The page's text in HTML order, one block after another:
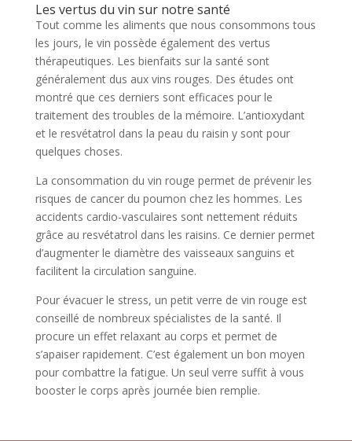
Les vertus du vin sur notre santé
Tout comme les aliments que nous consommons tous
les jours, le vin possède également des vertus
thérapeutiques. Les bienfaits sur la santé sont
généralement dus aux vins rouges. Des études ont
montré que ces derniers sont efficaces pour le
traitement des troubles de la mémoire. L’antioxydant
et le resvétatrol dans la peau du raisin y sont pour
quelques choses.
La consommation du vin rouge permet de prévenir les
risques de cancer du poumon chez les hommes. Les
accidents cardio-vasculaires sont nettement réduits
grâce au resvétatrol dans les raisins. Ce dernier permet
d’augmenter le diamètre des vaisseaux sanguins et
facilitent la circulation sanguine.
Pour évacuer le stress, un petit verre de vin rouge est
conseillé de nombreux spécialistes de la santé. Il
procure un effet relaxant au corps et permet de
s’apaiser rapidement. C’est également un bon moyen
pour combattre la fatigue. Un seul verre suffit à vous
booster le corps après journée bien remplie.